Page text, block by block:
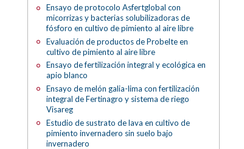
Ensayo de protocolo Asfertglobal con
micorrizas y bacterias solubilizadoras de
fósforo en cultivo de pimiento al aire libre
Evaluación de productos de Probelte en
cultivo de pimiento al aire libre
Ensayo de fertilización integral y ecológica en
apio blanco
Ensayo de melón galia-lima con fertilización
integral de Fertinagro y sistema de riego
Visareg
Estudio de sustrato de lava en cultivo de
pimiento invernadero sin suelo bajo
invernadero